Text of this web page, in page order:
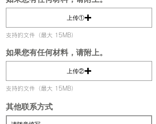
上传①
支持的文件（最大 15MB）
如果您有任何材料，请附上。
上传②
支持的文件（最大 15MB）
其他联系方式